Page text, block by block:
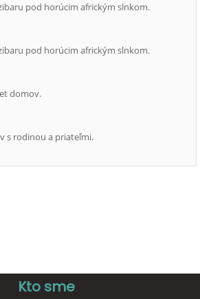
pod horúcim africkým slnkom.
pod horúcim africkým slnkom.
domov.
s rodinou a priateľmi.
Kto sme